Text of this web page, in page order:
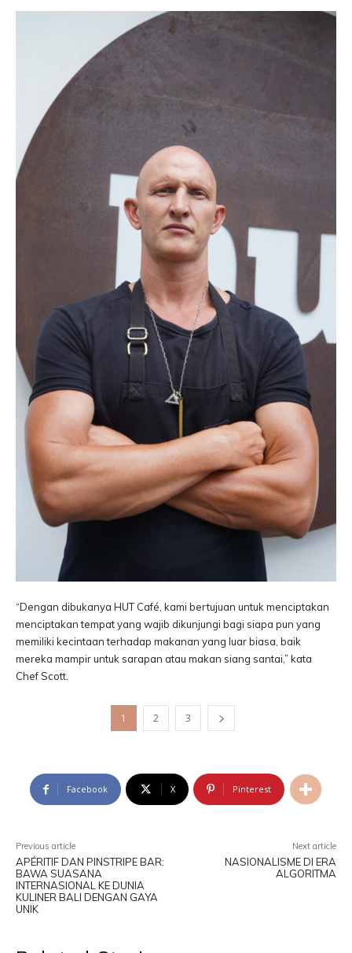
“Dengan dibukanya HUT Café, kami bertujuan untuk menciptakan
menciptakan tempat yang wajib dikunjungi bagi siapa pun yang
memiliki kecintaan terhadap makanan yang luar biasa, baik
mereka mampir untuk sarapan atau makan siang santai,” kata
Chef Scott.
1 2 3
Facebook X Pinterest
Previous article
APÉRITIF DAN PINSTRIPE BAR:
BAWA SUASANA
INTERNASIONAL KE DUNIA
KULINER BALI DENGAN GAYA
UNIK
Next article
NASIONALISME DI ERA
ALGORITMA